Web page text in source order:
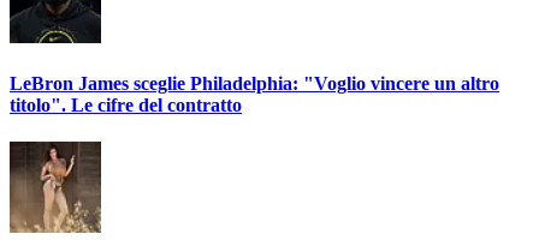
LeBron James sceglie Philadelphia: "Voglio vincere un altro
titolo". Le cifre del contratto